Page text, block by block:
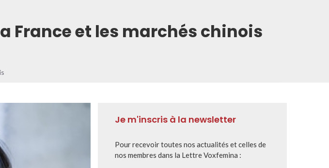
France et les marchés chinois
Je m'inscris à la newsletter
Pour recevoir toutes nos actualités et celles de
nos membres dans la Lettre Voxfemina :